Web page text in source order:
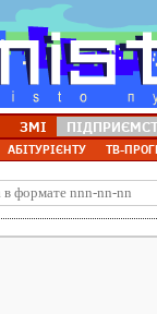
ЗМІ
АБІТУРІЄНТУ ТВ-